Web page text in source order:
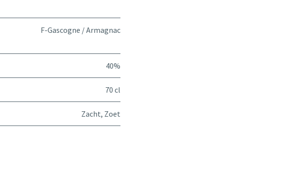
F-Gascogne / Armagnac
40%
70 cl
Zacht, Zoet